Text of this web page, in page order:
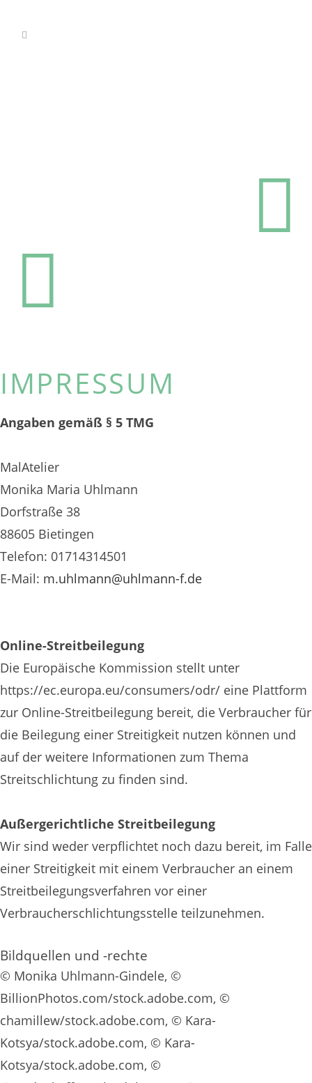
IMPRESSUM
Angaben gemäß § 5 TMG
MalAtelier
Monika Maria Uhlmann
Dorfstraße 38
88605 Bietingen
Telefon: 01714314501
E-Mail: m.uhlmann@uhlmann-f.de
Online-Streitbeilegung
Die Europäische Kommission stellt unter
https://ec.europa.eu/consumers/odr/ eine Plattform
zur Online-Streitbeilegung bereit, die Verbraucher für
die Beilegung einer Streitigkeit nutzen können und
auf der weitere Informationen zum Thema
Streitschlichtung zu finden sind.
Außergerichtliche Streitbeilegung
Wir sind weder verpflichtet noch dazu bereit, im Falle
einer Streitigkeit mit einem Verbraucher an einem
Streitbeilegungsverfahren vor einer
Verbraucherschlichtungsstelle teilzunehmen.
Bildquellen und -rechte
© Monika Uhlmann-Gindele, ©
BillionPhotos.com/stock.adobe.com, ©
chamillew/stock.adobe.com, © Kara-
Kotsya/stock.adobe.com, © Kara-
Kotsya/stock.adobe.com, ©